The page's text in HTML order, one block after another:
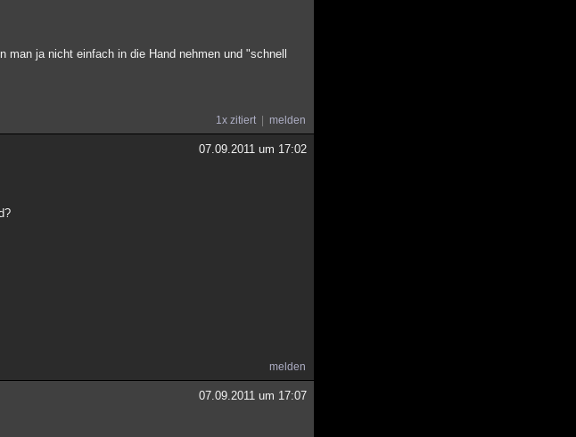
ja nicht einfach in die Hand nehmen und "schnell
1x zitiert melden
07.09.2011 um 17:02
melden
07.09.2011 um 17:07